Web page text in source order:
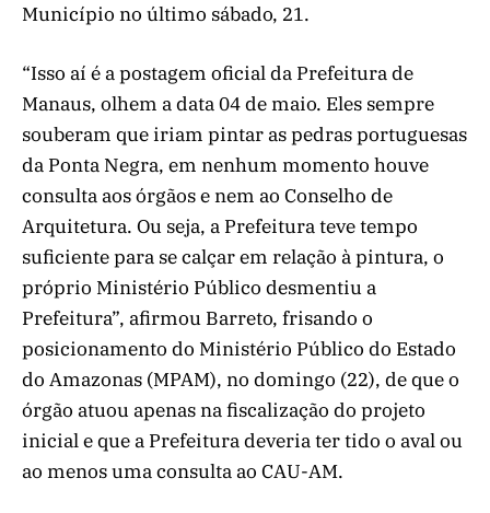
Município no último sábado, 21.
“Isso aí é a postagem oficial da Prefeitura de
Manaus, olhem a data 04 de maio. Eles sempre
souberam que iriam pintar as pedras portuguesas
da Ponta Negra, em nenhum momento houve
consulta aos órgãos e nem ao Conselho de
Arquitetura. Ou seja, a Prefeitura teve tempo
suficiente para se calçar em relação à pintura, o
próprio Ministério Público desmentiu a
Prefeitura”, afirmou Barreto, frisando o
posicionamento do Ministério Público do Estado
do Amazonas (MPAM), no domingo (22), de que o
órgão atuou apenas na fiscalização do projeto
inicial e que a Prefeitura deveria ter tido o aval ou
ao menos uma consulta ao CAU-AM.